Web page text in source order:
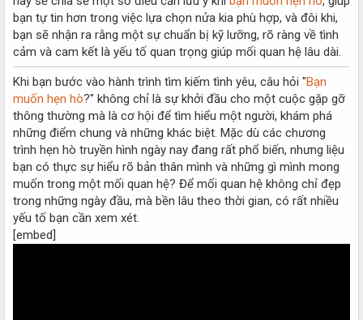
r
bạn tự tin hơn trong việc lựa chọn nửa kia phù hợp, và đôi khi,
bạn sẽ nhận ra rằng một sự chuẩn bị kỹ lưỡng, rõ ràng về tình
cảm và cam kết là yếu tố quan trọng giúp mối quan hệ lâu dài.
Khi bạn bước vào hành trình tìm kiếm tình yêu, câu hỏi "Bạn
muốn hẹn hò?" không chỉ là sự khởi đầu cho một cuộc gặp gỡ
thông thường mà là cơ hội để tìm hiểu một người, khám phá
những điểm chung và những khác biệt. Mặc dù các chương
trình hẹn hò truyền hình ngày nay đang rất phổ biến, nhưng liệu
bạn có thực sự hiểu rõ bản thân mình và những gì mình mong
muốn trong một mối quan hệ? Để mối quan hệ không chỉ đẹp
trong những ngày đầu, mà bền lâu theo thời gian, có rất nhiều
yếu tố bạn cần xem xét.
[embed]